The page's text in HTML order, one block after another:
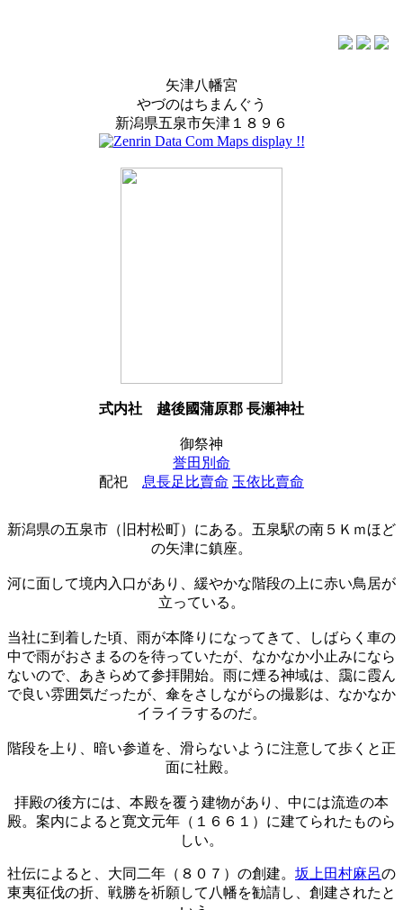
矢津八幡宮
やづのはちまんぐう
新潟県五泉市矢津１８９６
式内社 越後國蒲原郡 長瀬神社
御祭神
誉田別命
配祀 息長足比賣命 玉依比賣命
新潟県の五泉市（旧村松町）にある。五泉駅の南５Ｋｍほど
の矢津に鎮座。
河に面して境内入口があり、緩やかな階段の上に赤い鳥居が
立っている。
当社に到着した頃、雨が本降りになってきて、しばらく車の
中で雨がおさまるのを待っていたが、なかなか小止みになら
ないので、あきらめて参拝開始。雨に煙る神域は、靄に霞ん
で良い雰囲気だったが、傘をさしながらの撮影は、なかなか
イライラするのだ。
階段を上り、暗い参道を、滑らないように注意して歩くと正
面に社殿。
拝殿の後方には、本殿を覆う建物があり、中には流造の本
殿。案内によると寛文元年（１６６１）に建てられたものら
しい。
社伝によると、大同二年（８０７）の創建。 坂上田村麻呂の
東夷征伐の折、戦勝を祈願して八幡を勧請し、創建されたと